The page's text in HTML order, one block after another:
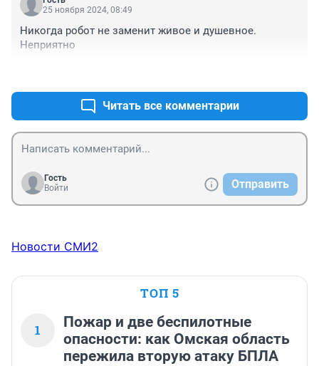
25 ноября 2024, 08:49
Никогда робот не заменит живое и душевное.
Неприятно
Читать все комментарии
Гость
Войти
Отправить
Новости СМИ2
ТОП 5
1
Пожар и две беспилотные
опасности: как Омская область
пережила вторую атаку БПЛА